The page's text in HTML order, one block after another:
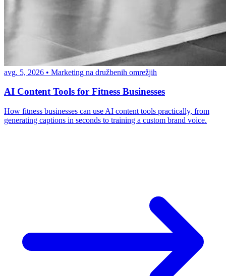
avg. 5, 2026 • Marketing na družbenih omrežjih
AI Content Tools for Fitness Businesses
How fitness businesses can use AI content tools practically, from
generating captions in seconds to training a custom brand voice.